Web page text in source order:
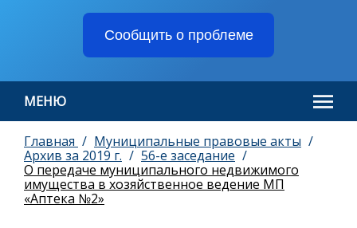
Сообщить о проблеме
МЕНЮ
Главная
Муниципальные правовые акты
Архив за 2019 г.
56-е заседание
О передаче муниципального недвижимого
имущества в хозяйственное ведение МП
«Аптека №2»